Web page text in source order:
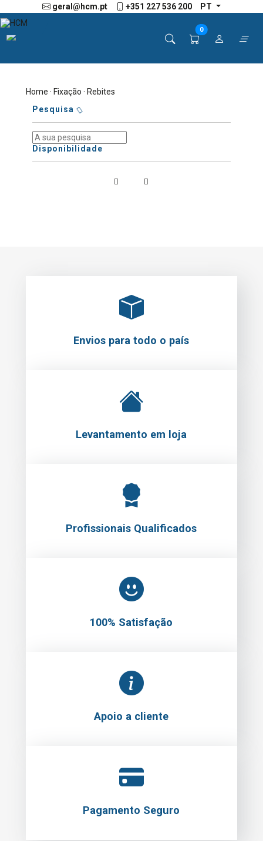
geral@hcm.pt +351 227 536 200 PT
0
Home ·Fixação · Rebites
Pesquisa
Disponibilidade
Envios para todo o país
Levantamento em loja
Profissionais Qualificados
100% Satisfação
Apoio a cliente
Pagamento Seguro